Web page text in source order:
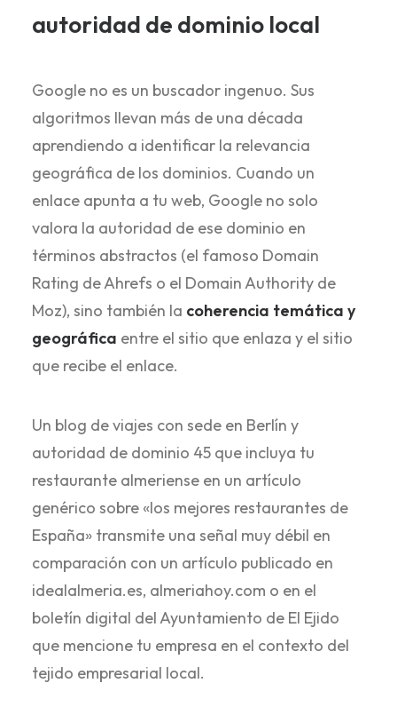
autoridad de dominio local
Google no es un buscador ingenuo. Sus
algoritmos llevan más de una década
aprendiendo a identificar la relevancia
geográfica de los dominios. Cuando un
enlace apunta a tu web, Google no solo
valora la autoridad de ese dominio en
términos abstractos (el famoso Domain
Rating de Ahrefs o el Domain Authority de
Moz), sino también la coherencia temática y
geográfica entre el sitio que enlaza y el sitio
que recibe el enlace.
Un blog de viajes con sede en Berlín y
autoridad de dominio 45 que incluya tu
restaurante almeriense en un artículo
genérico sobre «los mejores restaurantes de
España» transmite una señal muy débil en
comparación con un artículo publicado en
idealalmeria.es, almeriahoy.com o en el
boletín digital del Ayuntamiento de El Ejido
que mencione tu empresa en el contexto del
tejido empresarial local.